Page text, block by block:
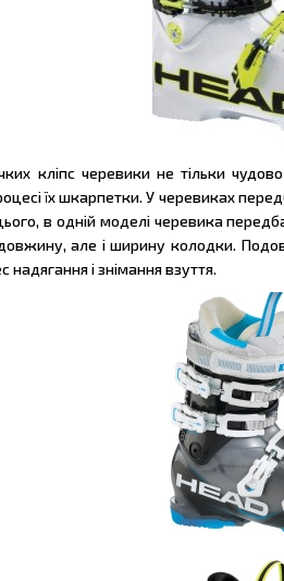
кліпс черевики не тільки
їх шкарпетки. У черевиках
в одній моделі черевика
але і ширину колодки.
надягання і знімання взуття.